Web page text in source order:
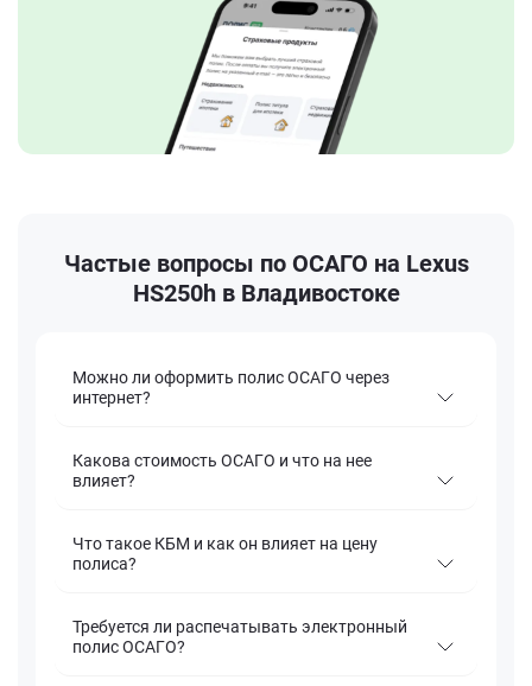
Частые вопросы по ОСАГО на Lexus
HS250h в Владивостоке
Можно ли оформить полис ОСАГО через
интернет?
Какова стоимость ОСАГО и что на нее
влияет?
Что такое КБМ и как он влияет на цену
полиса?
Требуется ли распечатывать электронный
полис ОСАГО?